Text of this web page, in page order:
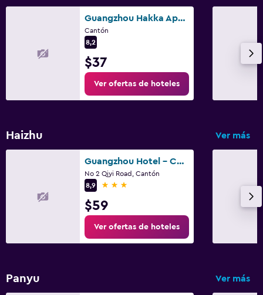
Espacio de almacenamiento
Guangzhou Hakka Apartment Beijing Road
Cantón
8,2
$37
Ver ofertas de hoteles
Haizhu Ver más
Guangzhou Hotel - Canton Fair Free Shuttle Bus
No 2 Qiyi Road, Cantón
8,9
3 estrellas
$59
Ver ofertas de hoteles
Panyu Ver más